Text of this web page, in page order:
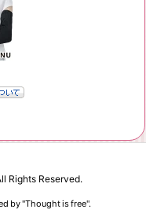
Rights Reserved.
by "Thought is free".